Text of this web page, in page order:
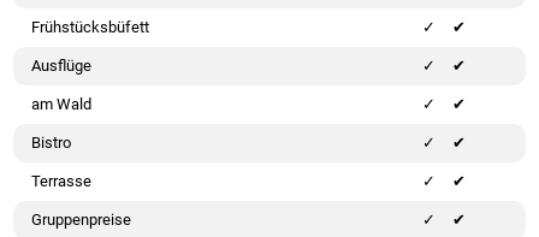
Frühstücksbüfett ✔
Ausflüge ✔
am Wald ✔
Bistro ✔
Terrasse ✔
Gruppenpreise ✔